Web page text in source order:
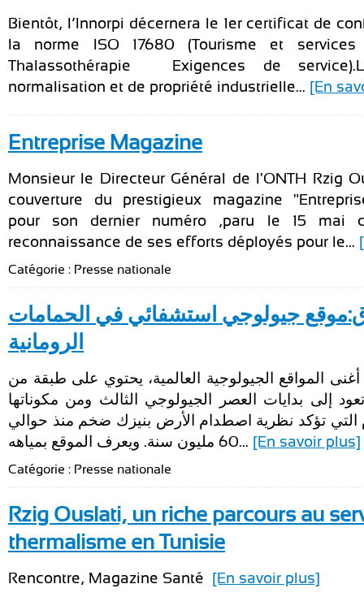
Bientôt, l’Innorpi décernera le 1er certificat de
la norme ISO 17680 (Tourisme et services
Thalassothérapie — Exigences de
normalisation et de propriété industrielle... [En
Entreprise Magazine
Monsieur le Directeur Général de l'ONTH Rzig
couverture du prestigieux magazine
pour son dernier numéro ,paru le 15 mai
reconnaissance de ses efforts déployés pour le...
Catégorie : Presse nationale
جيولوجي استشفائي في الحمامات
الرومانية
المواقع الجيولوجية العالمية، يحتوي على طبقة من
إلى بدايات العصر الجيولوجي الثالث ومن مكوناتها
التي تؤكد نظرية اصطدام الأرض بنيزك ضخم منذ حوالي
60 مليون سنة. ويعرف الموقع بمياهه... [En savoir plus]
Catégorie : Presse nationale
Rzig Ouslati, un riche parcours au
thermalisme en Tunisie
Rencontre, Magazine Santé [En savoir plus]